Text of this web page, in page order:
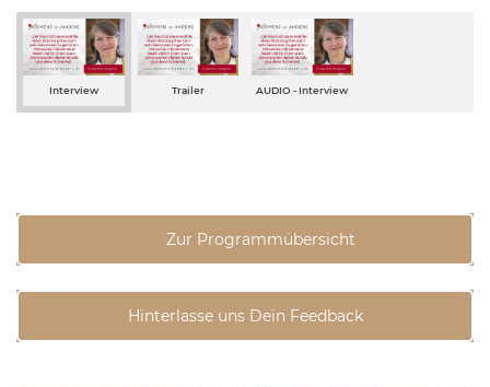
Interview Trailer AUDIO - Interview
Zur Programmübersicht
Hinterlasse uns Dein Feedback